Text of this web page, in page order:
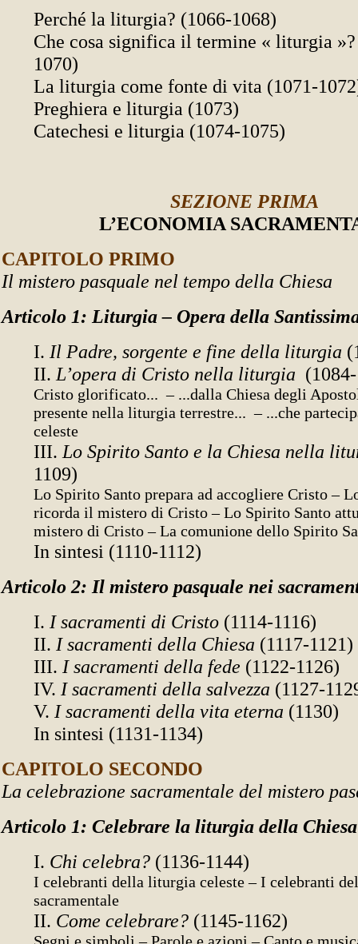
Perché la liturgia? (1066-1068)
Che cosa significa il termine « liturgia
1070)
La liturgia come fonte di vita (1071-
Preghiera e liturgia (1073)
Catechesi e liturgia (1074-1075)
SEZIONE PRIMA
L’ECONOMIA
CAPITOLO PRIMO
Il mistero pasquale nel tempo della Chiesa
Articolo 1: Liturgia – Opera della
I. Il Padre, sorgente e fine della liturgia
II. L’opera di Cristo nella liturgia
Cristo glorificato... – ...dalla Chiesa degli
presente nella liturgia terrestre... – ...che
celeste
III. Lo Spirito Santo e la Chiesa nella
1109)
Lo Spirito Santo prepara ad accogliere Cristo –
ricorda il mistero di Cristo – Lo Spirito Santo
mistero di Cristo – La comunione dello Spirito
In sintesi (1110-1112)
Articolo 2: Il mistero pasquale nei
I. I sacramenti di Cristo (1114-1116)
II. I sacramenti della Chiesa (1117-1121)
III. I sacramenti della fede (1122-1126)
IV. I sacramenti della salvezza (1127-
V. I sacramenti della vita eterna (1130)
In sintesi (1131-1134)
CAPITOLO SECONDO
La celebrazione sacramentale del mistero
Articolo 1: Celebrare la liturgia della Chiesa
I. Chi celebra? (1136-1144)
I celebranti della liturgia celeste – I celebranti
sacramentale
II. Come celebrare? (1145-1162)